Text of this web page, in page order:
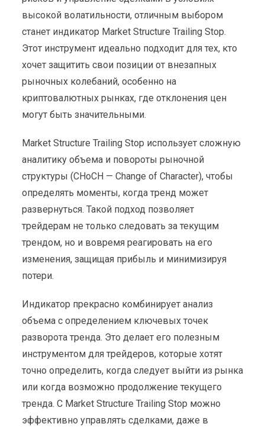
высокой волатильности, отличным выбором
станет индикатор Market Structure Trailing Stop.
Этот инструмент идеально подходит для тех, кто
хочет защитить свои позиции от внезапных
рыночных колебаний, особенно на
криптовалютных рынках, где отклонения цен
могут быть значительными.
Market Structure Trailing Stop использует сложную
аналитику объема и повороты рыночной
структуры (CHoCH — Change of Character), чтобы
определять моменты, когда тренд может
развернуться. Такой подход позволяет
трейдерам не только следовать за текущим
трендом, но и вовремя реагировать на его
изменения, защищая прибыль и минимизируя
потери.
Индикатор прекрасно комбинирует анализ
объема с определением ключевых точек
разворота тренда. Это делает его полезным
инструментом для трейдеров, которые хотят
точно определить, когда следует выйти из рынка
или когда возможно продолжение текущего
тренда. С Market Structure Trailing Stop можно
эффективно управлять сделками, даже в